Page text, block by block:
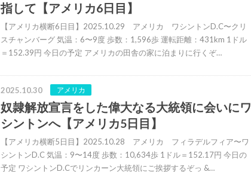
指して【アメリカ6日目】
【アメリカ横断6日目】2025.10.29 アメリカ ワシントンD.C〜クリ
スチャンバーグ 気温：6〜9度 歩数：1,596歩 運転距離：431km 1ドル
＝152.39円 今日の予定 アメリカの田舎の家に泊まりに行くぞ…
2025.10.30 アメリカ
奴隷解放宣言をした偉大なる大統領に会いにワ
シントンへ【アメリカ5日目】
【アメリカ横断5日目】2025.10.28 アメリカ フィラデルフィア〜ワ
シントンD.C 気温：9〜14度 歩数：10,634歩 1ドル＝152.17円 今日の
予定 ワシントンD.Cでリンカーン大統領にご挨拶するぞっ &…